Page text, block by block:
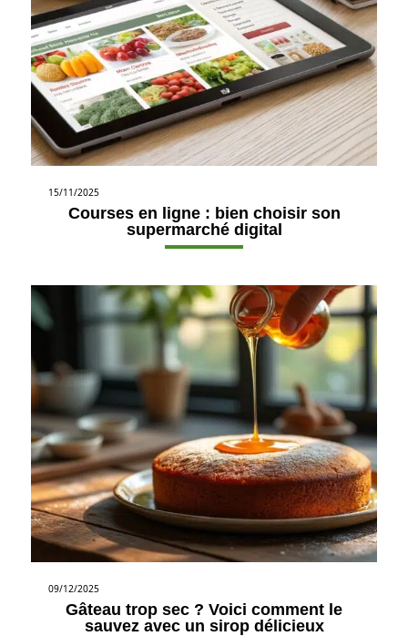
15/11/2025
Courses en ligne : bien choisir son
supermarché digital
09/12/2025
Gâteau trop sec ? Voici comment le
sauvez avec un sirop délicieux